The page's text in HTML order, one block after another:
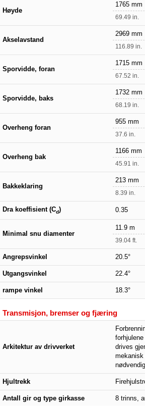
Høyde
1765 mm
69.49 in.
Akselavstand
2969 mm
116.89 in.
Sporvidde, foran
1715 mm
67.52 in.
Sporvidde, baks
1732 mm
68.19 in.
Overheng foran
955 mm
37.6 in.
Overheng bak
1166 mm
45.91 in.
Bakkeklaring
213 mm
8.39 in.
Dra koeffisient (Cd) 0.35
Minimal snu diamenter
11.9 m
39.04 ft.
Angrepsvinkel 20.5°
Utgangsvinkel 22.4°
rampe vinkel 18.3°
Transmisjon, bremser og fjæring
Arkitektur av drivverket
drives
mekanisk
nødvendig.
Hjultrekk
Antall gir og type girkasse 8 trinns,